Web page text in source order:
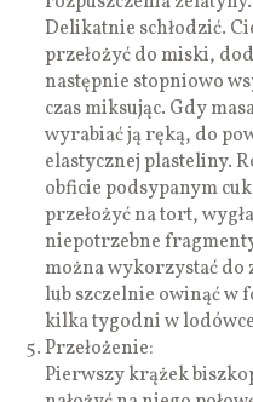
Delikatnie schłodzić.
przełożyć do miski,
następnie stopniowo
czas miksując. Gdy
wyrabiać ją ręką, do
elastycznej plasteliny.
obficie podsypanym
przełożyć na tort,
niepotrzebne
można wykorzystać
lub szczelnie owinąć w
kilka tygodni w
Przełożenie:
Pierwszy krążek